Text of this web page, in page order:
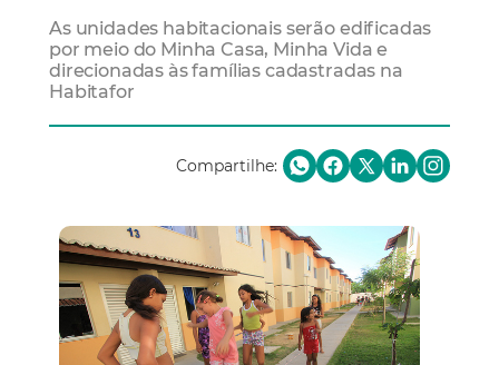
As unidades habitacionais serão edificadas
por meio do Minha Casa, Minha Vida e
direcionadas às famílias cadastradas na
Habitafor
Compartilhe: